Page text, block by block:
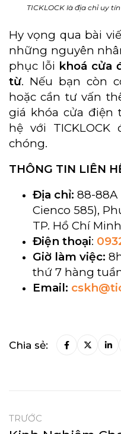
TICKLOCK là địa chỉ uy
Hy vọng qua bài
những nguyên
phục lỗi khoá cửa
từ. Nếu bạn còn
hoặc cần tư vấn
giá khóa cửa điện
hệ với
chóng.
THÔNG TIN LIÊN
Địa chỉ: 88-88A
Cienco 585),
TP. Hồ Chí Minh
Điện thoại:
Giờ làm việc:
thứ 7 hàng
Email:
Chia sẻ:
TRƯỚC